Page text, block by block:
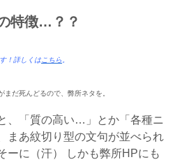
特徴…？？
！詳しくはこちら
だ死んどるので、弊所ネタを。
、「質の高い…」とか「各種ニ
まあ紋切り型の文句が並べられ
ーに（汗） しかも弊所HPにも